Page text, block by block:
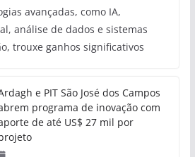
avançadas, como IA,
análise de dados e sistemas
trouxe ganhos significativos
e PIT São José dos Campos
programa de inovação com
de até US$ 27 mil por